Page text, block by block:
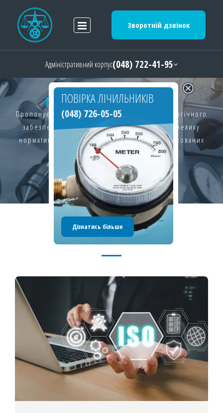
Зворотній дзвінок
Адміністративний корпус(048) 722-41-95
МЕТРОЛОГІЧНІПОСЛУГИ
Пропонуємо широкий спектр послуг з метрологічного
забезпечення вашого виробництва, маємо велику
нормативну та сучасну технічну базу, кваліфікованих
фахівців.
Детальніше
НАШІПОСЛУГИ
ПОВІРКА ЛІЧИЛЬНИКІВ
(048) 726-05-05
Дізнатись більше